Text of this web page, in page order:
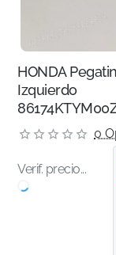
HONDA
Izquierdo
0
Verif. precio...